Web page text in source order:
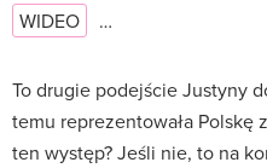
WIDEO …
To drugie podejście Justyny
temu reprezentowała Polskę
ten występ? Jeśli nie, to na